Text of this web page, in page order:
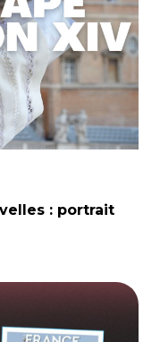
: portrait